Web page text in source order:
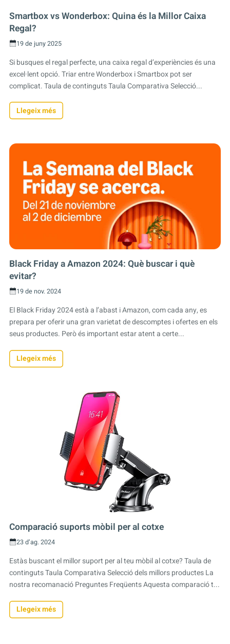
Smartbox vs Wonderbox: Quina és la Millor Caixa
Regal?
19 de juny 2025
Si busques el regal perfecte, una caixa regal d’experiències és una
excel·lent opció. Triar entre Wonderbox i Smartbox pot ser
complicat. Taula de continguts Taula Comparativa Selecció...
Llegeix més
Black Friday a Amazon 2024: Què buscar i què
evitar?
19 de nov. 2024
El Black Friday 2024 està a l’abast i Amazon, com cada any, es
prepara per oferir una gran varietat de descomptes i ofertes en els
seus productes. Però és important estar atent a certe...
Llegeix més
Comparació suports mòbil per al cotxe
23 d’ag. 2024
Estàs buscant el millor suport per al teu mòbil al cotxe? Taula de
continguts Taula Comparativa Selecció dels millors productes La
nostra recomanació Preguntes Freqüents Aquesta comparació t...
Llegeix més